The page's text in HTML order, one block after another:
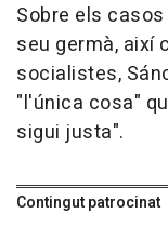
Sobre els
seu germà, així
socialistes,
"l'única cosa"
sigui justa".
Contingut patrocinat